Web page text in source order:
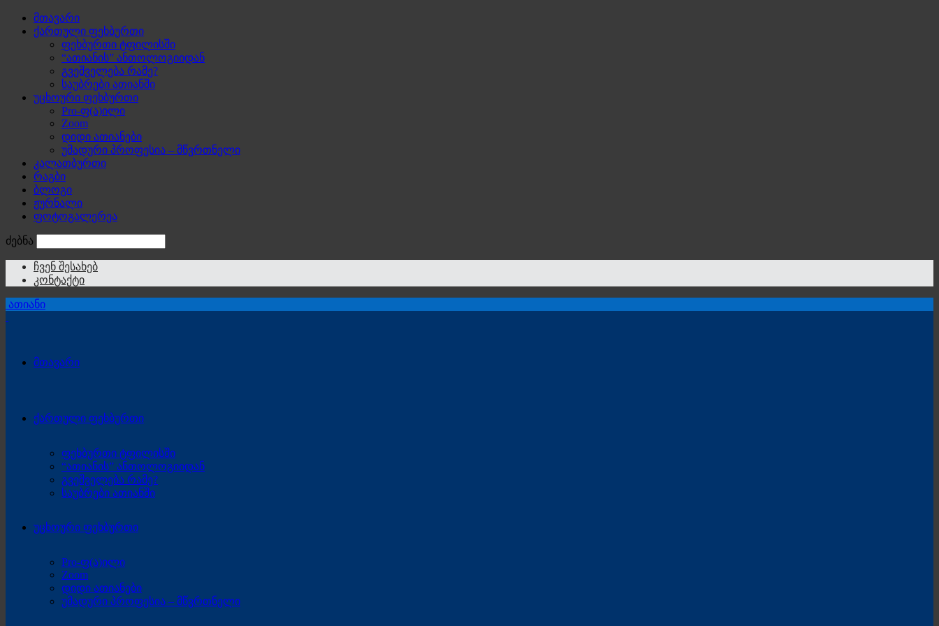
მთავარი
ქართული ფეხბურთი
ფეხბურთი ტფილისში
“ათიანის” ანთოლოგიიდან
გვეშველება რამე?
საუბრები ათიანში
უცხოური ფეხბურთი
Pro-ფ(ა)ილი
Zoom
დიდი ათიანები
უმადური პროფესია – მწვრთნელი
კალათბურთი
რაგბი
ბლოგი
ჟურნალი
ფოტოგალერეა
ძებნა
ჩვენ შესახებ
კონტაქტი
ათიანი
მთავარი
ქართული ფეხბურთი
ფეხბურთი ტფილისში
“ათიანის” ანთოლოგიიდან
გვეშველება რამე?
საუბრები ათიანში
უცხოური ფეხბურთი
Pro-ფ(ა)ილი
Zoom
დიდი ათიანები
უმადური პროფესია – მწვრთნელი